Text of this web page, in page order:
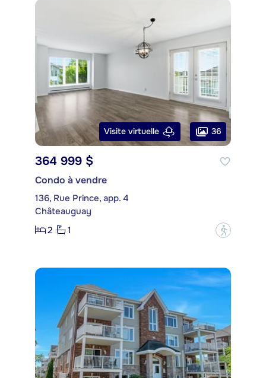
Visite virtuelle 36
364 999 $
Condo à vendre
136, Rue Prince, app. 4
Châteauguay
2
1 ?